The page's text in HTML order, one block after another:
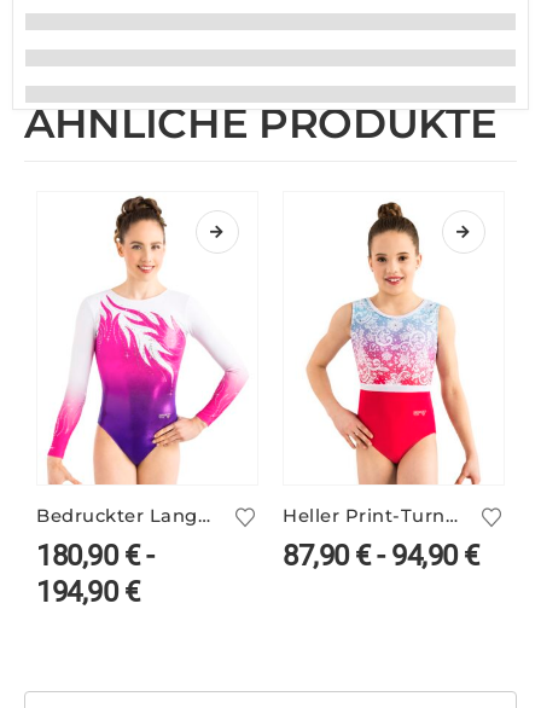
ÄHNLICHE PRODUKTE
Bedruckter Langarm Turnanzug PINA/5 mit Farbverlauf
180,90€-
194,90€
Heller Print-Turnanzug FEYRA/2
87,90€-94,90€